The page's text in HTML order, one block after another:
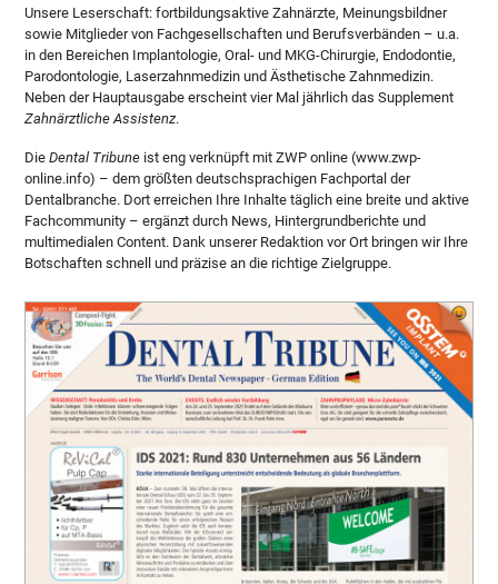
Unsere Leserschaft: fortbildungsaktive Zahnärzte, Meinungsbildner
sowie Mitglieder von Fachgesellschaften und Berufsverbänden – u.a.
in den Bereichen Implantologie, Oral- und MKG-Chirurgie, Endodontie,
Parodontologie, Laserzahnmedizin und Ästhetische Zahnmedizin.
Neben der Hauptausgabe erscheint vier Mal jährlich das Supplement
Zahnärztliche Assistenz.
DieDental Tribune ist eng verknüpft mit ZWP online (www.zwp-
online.info) – dem größten deutschsprachigen Fachportal der
Dentalbranche. Dort erreichen Ihre Inhalte täglich eine breite und aktive
Fachcommunity – ergänzt durch News, Hintergrundberichte und
multimedialen Content. Dank unserer Redaktion vor Ort bringen wir Ihre
Botschaften schnell und präzise an die richtige Zielgruppe.